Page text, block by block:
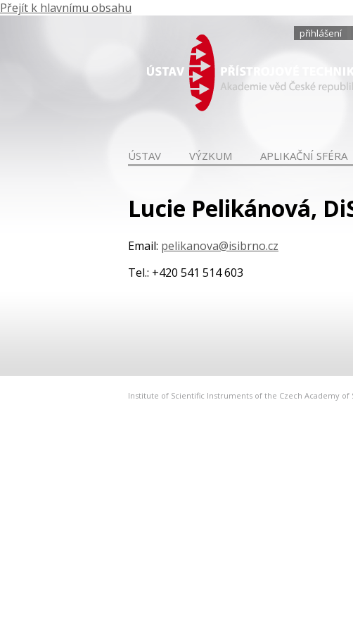
Přejít k hlavnímu obsahu
přihlášení
ÚSTAV VÝZKUM APLIKAČNÍ SFÉRA
Lucie Pelikánová,
Email: pelikanova@isibrno.cz
Tel.: +420 541 514 603
Institute of Scientific Instruments of the Czech Academy of